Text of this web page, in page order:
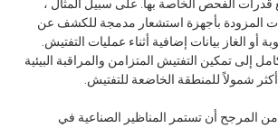
قدرات الفحص الخاصة بها. على سبيل المثال ،
المزودة بأجهزة استشعار مدمجة للكشف عن
أو الغاز بيانات إضافية أثناء عمليات التفتيش.
إلى تمكين التفتيش المتزامن والمراقبة البيئية
شمولاً للمنطقة الخاضعة للتفتيش.
من المرجح أن تستمر المناظير الصناعية في